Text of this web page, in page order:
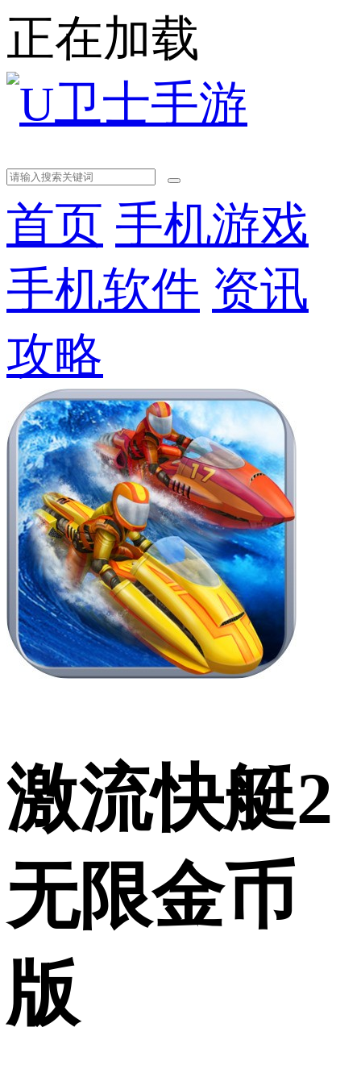
正在加载
首页 手机游戏
手机软件 资讯
攻略
激流快艇2
无限金币
版